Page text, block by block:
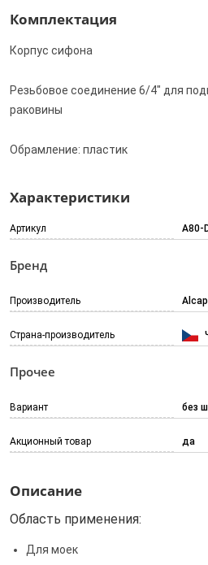
Комплектация
Корпус сифона
Резьбовое соединение 6/4" для
раковины
Обрамление: пластик
Характеристики
Артикул A80-
Бренд
Производитель
Страна-производитель
Прочее
Вариант без
Акционный товар да
Описание
Область применения:
Для моек